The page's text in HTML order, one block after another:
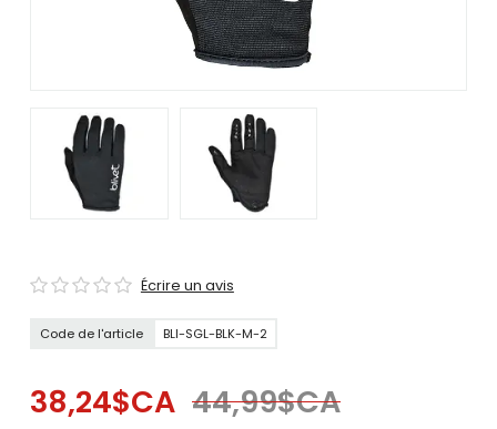
Écrire un avis
Code de l'article BLI-SGL-BLK-M-2
38,24$CA 44,99$CA